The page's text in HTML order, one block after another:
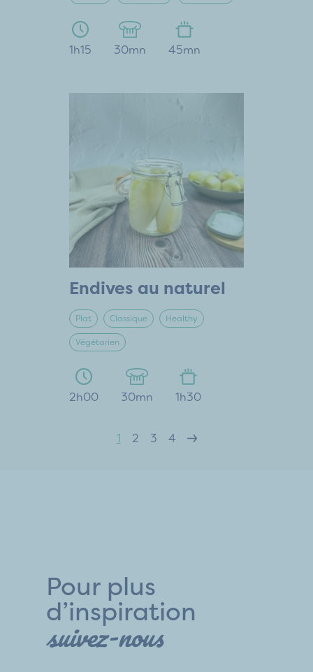
1h15 30mn 45mn
Endives au naturel
Plat Classique Healthy
Végétarien
2h00 30mn 1h30
1 2 3 4
Pour plus
d’inspiration
suivez-nous